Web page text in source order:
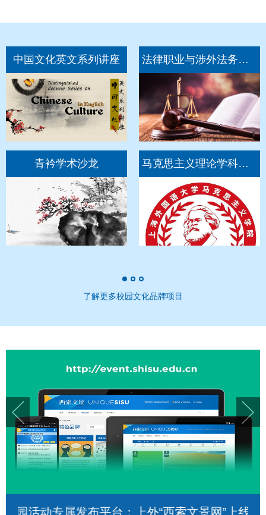
中国文化英文系列讲座 法律职业与涉外法务系列讲座
青衿学术沙龙 马克思主义理论学科建设学人论坛
了解更多校园文化品牌项目
校园活动专属发布平台：上外“西索文景网”上线
西索语魅
07 月
JUL